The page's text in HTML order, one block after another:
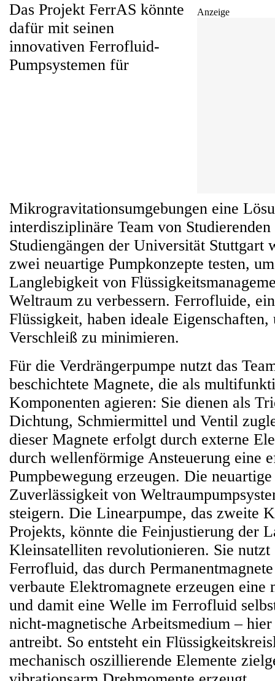
Anzeige
Das Projekt FerrAS könnte
dafür mit seinen
innovativen Ferrofluid-
Pumpsystemen für
Mikrogravitationsumgebungen eine
interdisziplinäre Team von Studierenden
Studiengängen der Universität
zwei neuartige Pumpkonzepte testen,
Langlebigkeit von
Weltraum zu verbessern. Ferrofluide,
Flüssigkeit, haben ideale Eigenschaften,
Verschleiß zu minimieren.
Für die Verdrängerpumpe nutzt das
beschichtete Magnete, die als
Komponenten agieren: Sie dienen als
Dichtung, Schmiermittel und Ventil
dieser Magnete erfolgt durch externe
durch wellenförmige Ansteuerung eine
Pumpbewegung erzeugen. Die
Zuverlässigkeit von
steigern. Die Linearpumpe, das zweite
Projekts, könnte die Feinjustierung der
Kleinsatelliten revolutionieren. Sie
Ferrofluid, das durch
verbaute Elektromagnete erzeugen eine
und damit eine Welle im Ferrofluid
nicht-magnetische Arbeitsmedium –
antreibt. So entsteht ein
mechanisch oszillierende Elemente